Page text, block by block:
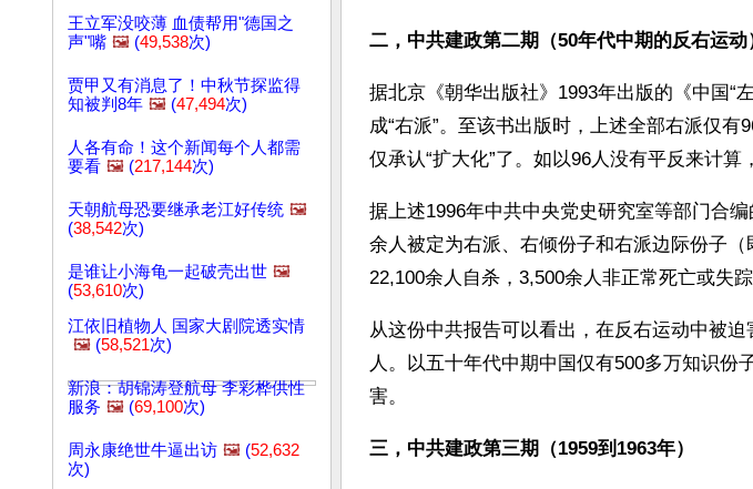
王立军没咬薄 血债帮用"德国之
声"嘴 🖼️ (49,538次)
贾甲又有消息了！中秋节探监得
知被判8年 🖼️ (47,494次)
人各有命！这个新闻每个人都需
要看 🖼️ (217,144次)
天朝航母恐要继承老江好传统 🖼️
(38,542次)
是谁让小海龟一起破壳出世 🖼️
(53,610次)
江依旧植物人 国家大剧院透实情
🖼️ (58,521次)
新浪：胡锦涛登航母 李彩桦供性
服务 🖼️ (69,100次)
周永康绝世牛逼出访 🖼️ (52,632
次)
二，中共建政第二期（50年代中期的反右运动
据北京《朝华出版社》1993年出版的《中国“
成“右派”。至该书出版时，上述全部右派仅有
仅承认“扩大化”了。如以96人没有平反来计算
据上述1996年中共中央党史研究室等部门合
余人被定为右派、右倾份子和右派边际份子
22,100余人自杀，3,500余人非正常死亡或失踪
从这份中共报告可以看出，在反右运动中被
人。以五十年代中期中国仅有500多万知识份
害。
三，中共建政第三期（1959到1963年）